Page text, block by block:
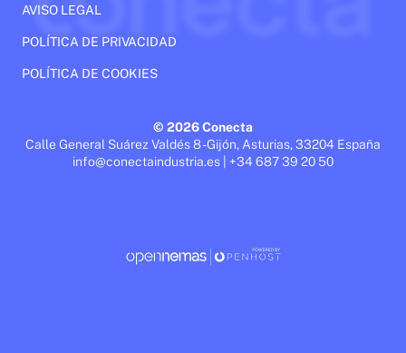
AVISO LEGAL
POLÍTICA DE PRIVACIDAD
POLÍTICA DE COOKIES
© 2026 Conecta
Calle General Suárez Valdés 8 - Gijón, Asturias, 33204 España
info@conectaindustria.es | +34 687 39 20 50